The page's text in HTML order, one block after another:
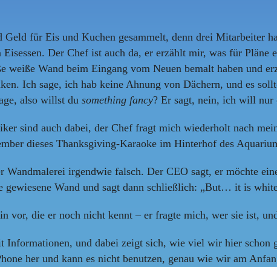
Geld für Eis und Kuchen gesammelt, denn drei Mitarbeiter
Eisessen. Der Chef ist auch da, er erzählt mir, was für
weiße Wand beim Eingang vom Neuen bemalt haben und
Ich sage, ich hab keine Ahnung von Dächern, und es
also willst du something fancy? Er sagt, nein, ich will nur
sind auch dabei, der Chef fragt mich wiederholt nach
dieses Thanksgiving-Karaoke im Hinterhof des
Wandmalerei irgendwie falsch. Der CEO sagt, er möchte
Wand und sagt dann schließlich: „But… it is
vor, die er noch nicht kennt – er fragte mich, wer sie ist,
und dabei zeigt sich, wie viel wir hier
her und kann es nicht benutzen, genau wie wir am